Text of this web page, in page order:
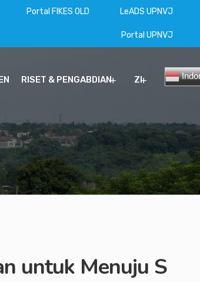
Portal FIKES OLD LeADS UPNVJ
Portal UPNVJ
RISET & PENGABDIAN ZI
untuk Menuju S